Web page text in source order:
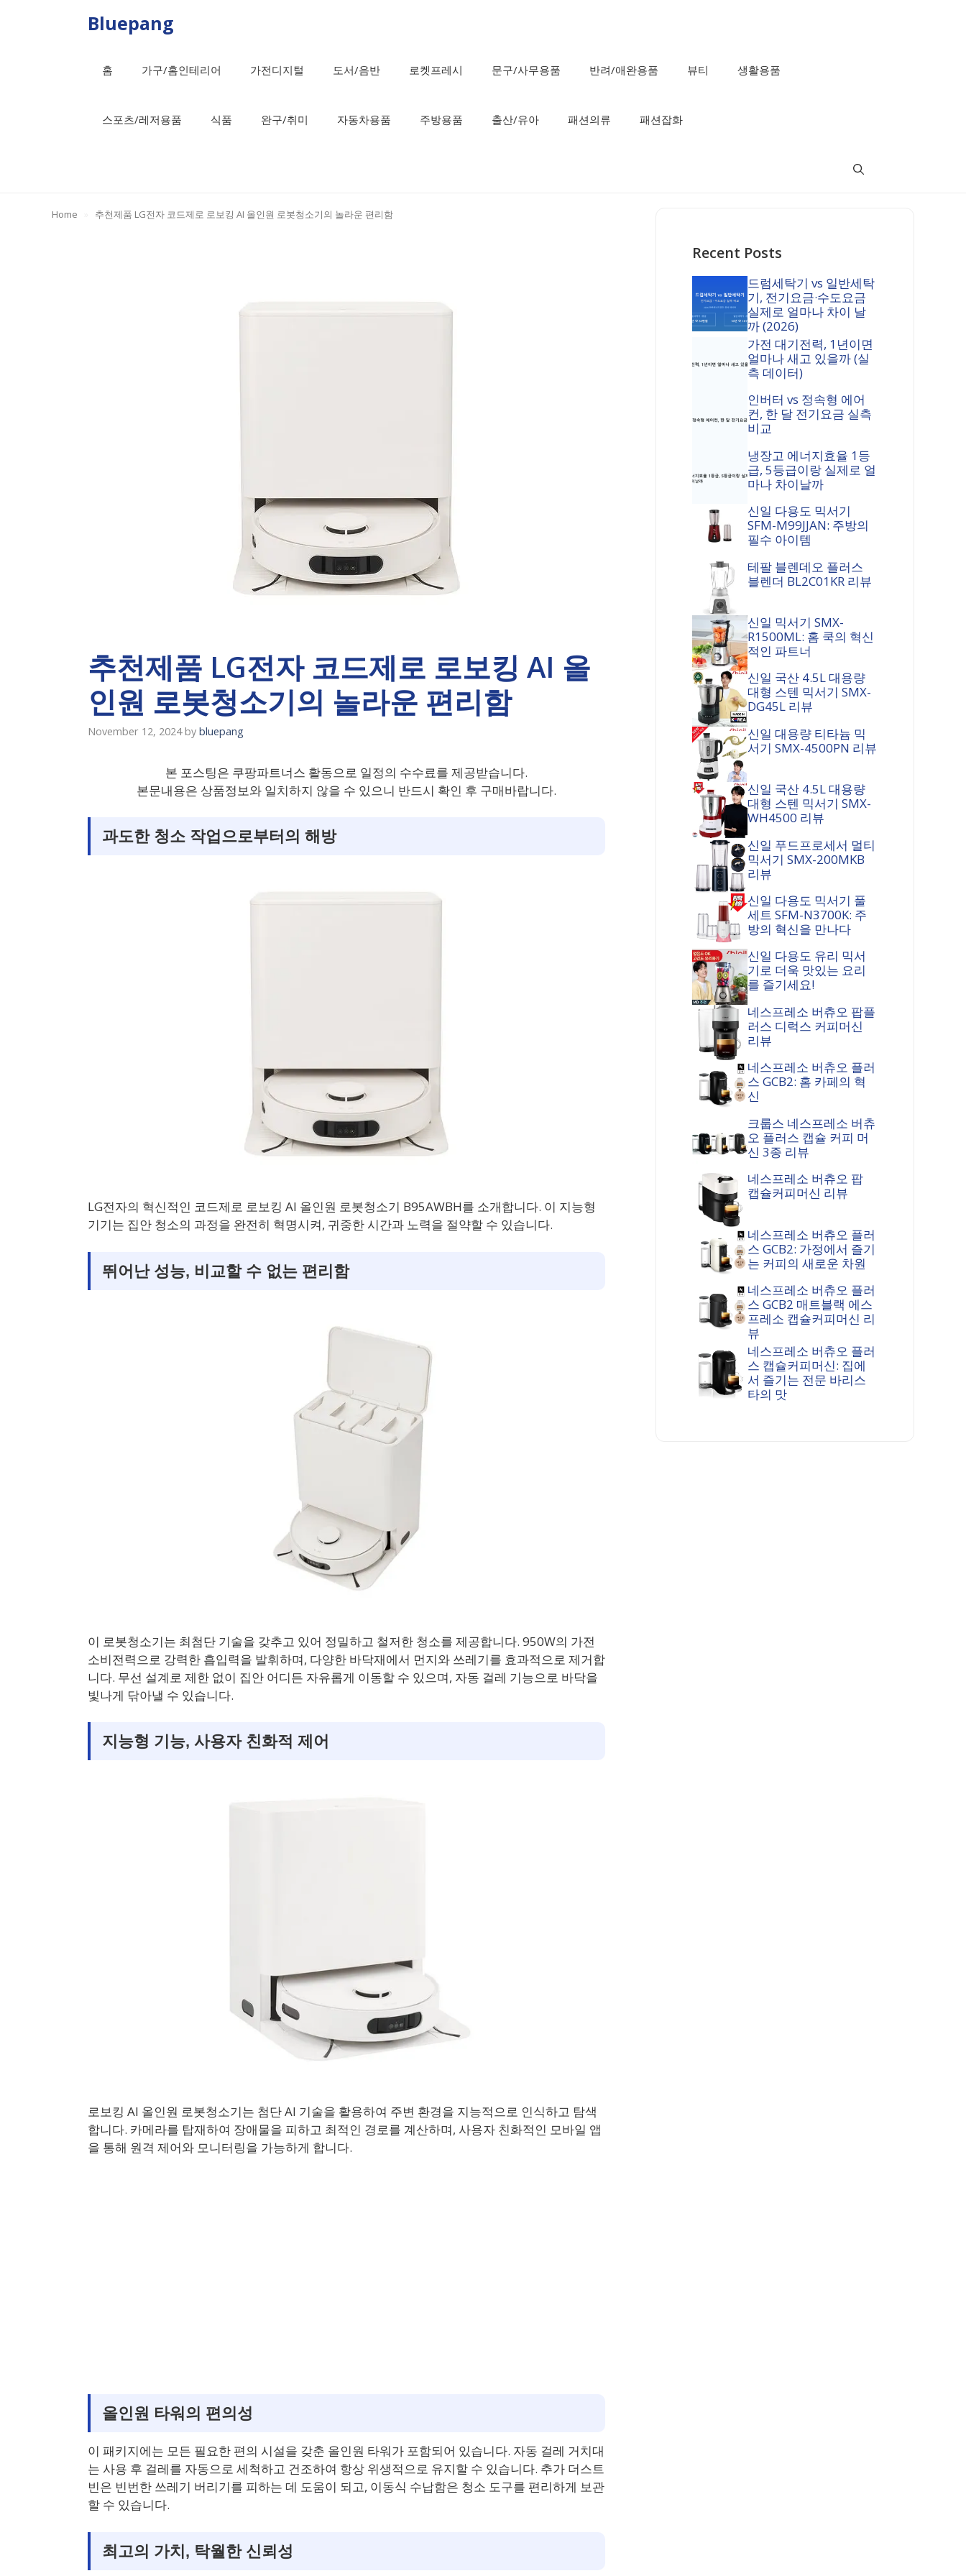
Bluepang
홈 가구/홈인테리어 가전디지털 도서/음반 로켓프레시 문구/사무용품 반려/애완용품 뷰티 생활용품
스포츠/레저용품 식품 완구/취미 자동차용품 주방용품 출산/유아 패션의류 패션잡화
Home 추천제품 LG전자 코드제로 로보킹 AI 올인원 로봇청소기의 놀라운 편리함
추천제품 LG전자 코드제로 로보킹 AI 올
인원 로봇청소기의 놀라운 편리함
November 12, 2024 by bluepang
본 포스팅은 쿠팡파트너스 활동으로 일정의 수수료를 제공받습니다.
본문내용은 상품정보와 일치하지 않을 수 있으니 반드시 확인 후 구매바랍니다.
과도한 청소 작업으로부터의 해방
LG전자의 혁신적인 코드제로 로보킹 AI 올인원 로봇청소기 B95AWBH를 소개합니다. 이 지능형
기기는 집안 청소의 과정을 완전히 혁명시켜, 귀중한 시간과 노력을 절약할 수 있습니다.
뛰어난 성능, 비교할 수 없는 편리함
이 로봇청소기는 최첨단 기술을 갖추고 있어 정밀하고 철저한 청소를 제공합니다. 950W의 가전
소비전력으로 강력한 흡입력을 발휘하며, 다양한 바닥재에서 먼지와 쓰레기를 효과적으로 제거합
니다. 무선 설계로 제한 없이 집안 어디든 자유롭게 이동할 수 있으며, 자동 걸레 기능으로 바닥을
빛나게 닦아낼 수 있습니다.
지능형 기능, 사용자 친화적 제어
로보킹 AI 올인원 로봇청소기는 첨단 AI 기술을 활용하여 주변 환경을 지능적으로 인식하고 탐색
합니다. 카메라를 탑재하여 장애물을 피하고 최적인 경로를 계산하며, 사용자 친화적인 모바일 앱
을 통해 원격 제어와 모니터링을 가능하게 합니다.
올인원 타워의 편의성
이 패키지에는 모든 필요한 편의 시설을 갖춘 올인원 타워가 포함되어 있습니다. 자동 걸레 거치대
는 사용 후 걸레를 자동으로 세척하고 건조하여 항상 위생적으로 유지할 수 있습니다. 추가 더스트
빈은 빈번한 쓰레기 버리기를 피하는 데 도움이 되고, 이동식 수납함은 청소 도구를 편리하게 보관
할 수 있습니다.
최고의 가치, 탁월한 신뢰성
Recent Posts
드럼세탁기 vs 일반세탁
기, 전기요금·수도요금
실제로 얼마나 차이 날
까 (2026)
가전 대기전력, 1년이면
얼마나 새고 있을까 (실
측 데이터)
인버터 vs 정속형 에어
컨, 한 달 전기요금 실측
비교
냉장고 에너지효율 1등
급, 5등급이랑 실제로 얼
마나 차이날까
신일 다용도 믹서기
SFM-M99JJAN: 주방의
필수 아이템
테팔 블렌데오 플러스
블렌더 BL2C01KR 리뷰
신일 믹서기 SMX-
R1500ML: 홈 쿡의 혁신
적인 파트너
신일 국산 4.5L 대용량
대형 스텐 믹서기 SMX-
DG45L 리뷰
신일 대용량 티타늄 믹
서기 SMX-4500PN 리뷰
신일 국산 4.5L 대용량
대형 스텐 믹서기 SMX-
WH4500 리뷰
신일 푸드프로세서 멀티
믹서기 SMX-200MKB
리뷰
신일 다용도 믹서기 풀
세트 SFM-N3700K: 주
방의 혁신을 만나다
신일 다용도 유리 믹서
기로 더욱 맛있는 요리
를 즐기세요!
네스프레소 버츄오 팝플
러스 디럭스 커피머신
리뷰
네스프레소 버츄오 플러
스 GCB2: 홈 카페의 혁
신
크룹스 네스프레소 버츄
오 플러스 캡슐 커피 머
신 3종 리뷰
네스프레소 버츄오 팝
캡슐커피머신 리뷰
네스프레소 버츄오 플러
스 GCB2: 가정에서 즐기
는 커피의 새로운 차원
네스프레소 버츄오 플러
스 GCB2 매트블랙 에스
프레소 캡슐커피머신 리
뷰
네스프레소 버츄오 플러
스 캡슐커피머신: 집에
서 즐기는 전문 바리스
타의 맛